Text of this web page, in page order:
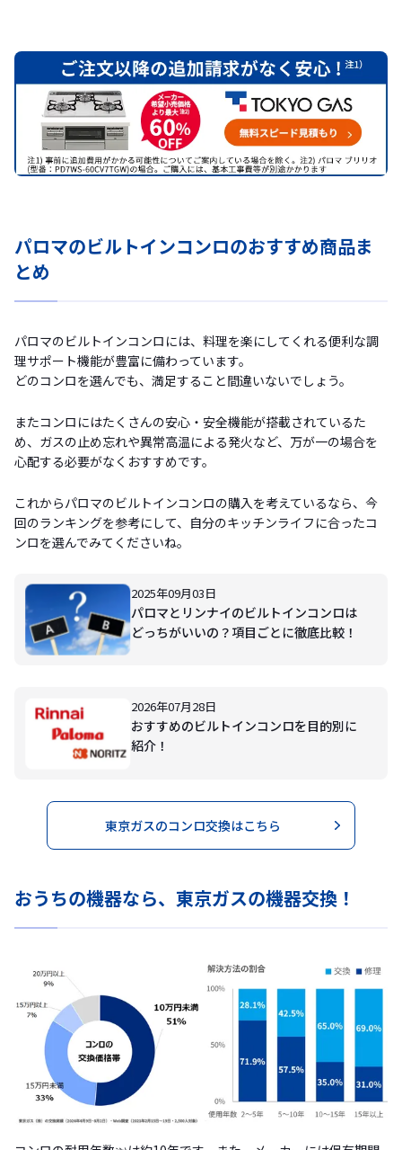
パロマのビルトインコンロのおすすめ商品ま
とめ
パロマのビルトインコンロには、料理を楽にしてくれる便利な調
理サポート機能が豊富に備わっています。
どのコンロを選んでも、満足すること間違いないでしょう。
またコンロにはたくさんの安心・安全機能が搭載されているた
め、ガスの止め忘れや異常高温による発火など、万が一の場合を
心配する必要がなくおすすめです。
これからパロマのビルトインコンロの購入を考えているなら、今
回のランキングを参考にして、自分のキッチンライフに合ったコ
ンロを選んでみてくださいね。
2025年09月03日
パロマとリンナイのビルトインコンロは
どっちがいいの？項目ごとに徹底比較！
2026年07月28日
おすすめのビルトインコンロを目的別に
紹介！
東京ガスのコンロ交換はこちら
おうちの機器なら、東京ガスの機器交換！